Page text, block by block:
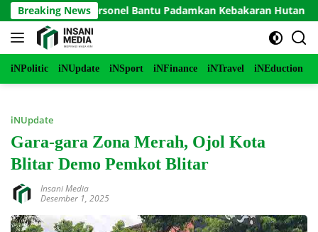
Langsung
ke
konten
Breaking News
Personel Bantu Padamkan Kebakaran Hutan di Gunung
iNPolitic iNUpdate iNSport iNFinance iNTravel iNEduction
iNUpdate
Gara-gara Zona Merah, Ojol Kota
Blitar Demo Pemkot Blitar
Insani Media
Desember 1, 2025